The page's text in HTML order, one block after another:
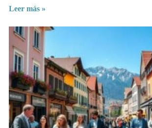
Leer más »